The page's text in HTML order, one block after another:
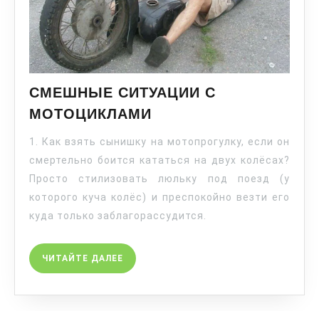
СМЕШНЫЕ СИТУАЦИИ С
МОТОЦИКЛАМИ
1. Как взять сынишку на мотопрогулку, если он
смертельно боится кататься на двух колёсах?
Просто стилизовать люльку под поезд (у
которого куча колёс) и преспокойно везти его
куда только заблагорассудится.
ЧИТАЙТЕ ДАЛЕЕ